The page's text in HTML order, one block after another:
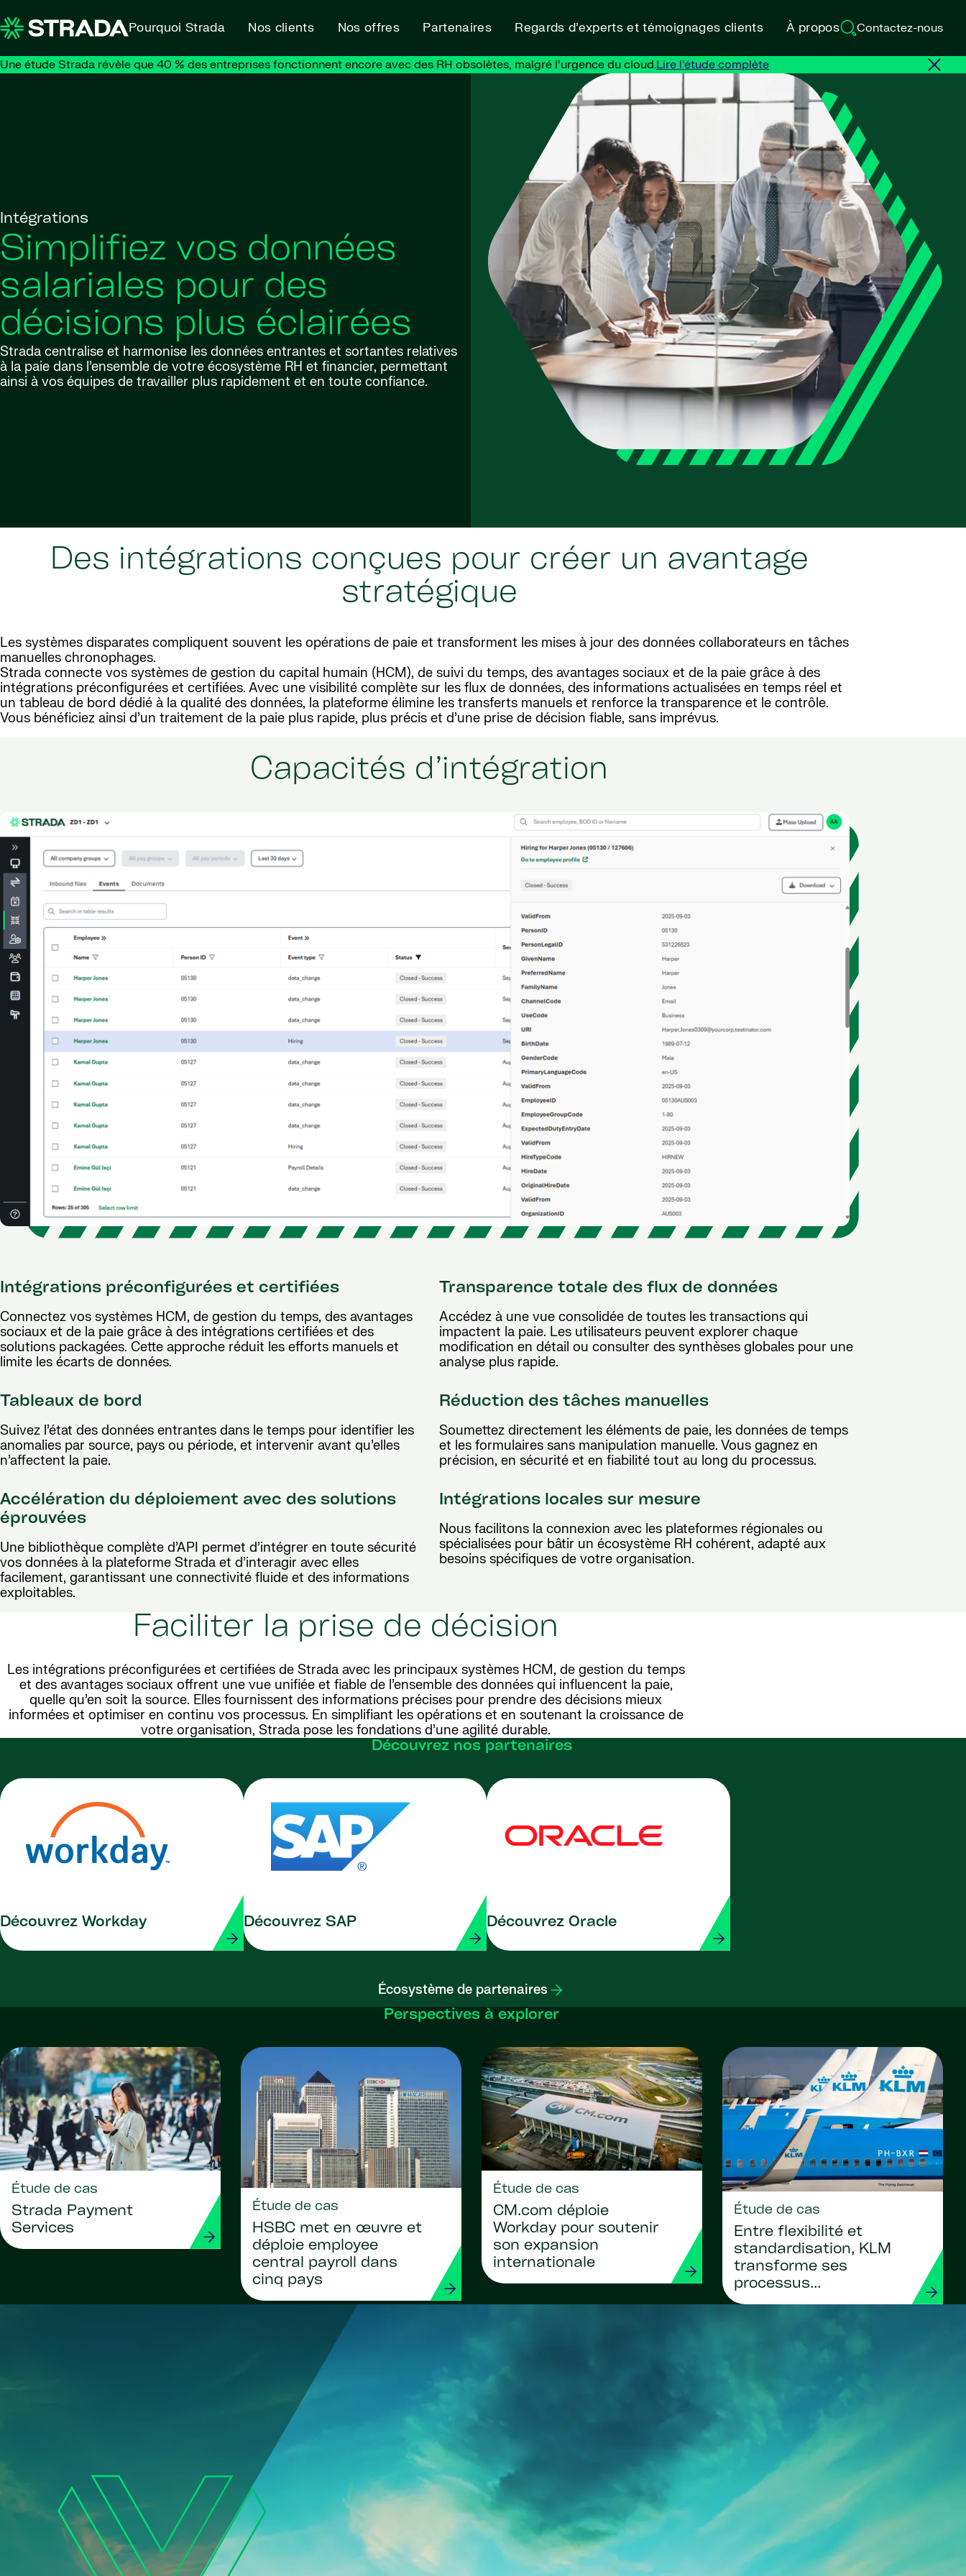
Pourquoi Strada Nos clients Nos offres Partenaires Regards d’experts et témoignages clients À propos Contactez-nous
Une étude Strada révèle que 40 % des entreprises fonctionnent encore avec des RH obsolètes, malgré l’urgence du cloud.Lire l’étude complète
Intégrations
Simplifiez vos données
salariales pour des
décisions plus éclairées
Strada centralise et harmonise les données entrantes et sortantes relatives
à la paie dans l’ensemble de votre écosystème RH et financier, permettant
ainsi à vos équipes de travailler plus rapidement et en toute confiance.
Des intégrations conçues pour créer un avantage
stratégique
Les systèmes disparates compliquent souvent les opérations de paie et transforment les mises à jour des données collaborateurs en tâches
manuelles chronophages.
Strada connecte vos systèmes de gestion du capital humain (HCM), de suivi du temps, des avantages sociaux et de la paie grâce à des
intégrations préconfigurées et certifiées. Avec une visibilité complète sur les flux de données, des informations actualisées en temps réel et
un tableau de bord dédié à la qualité des données, la plateforme élimine les transferts manuels et renforce la transparence et le contrôle.
Vous bénéficiez ainsi d’un traitement de la paie plus rapide, plus précis et d’une prise de décision fiable, sans imprévus.
Capacités d’intégration
Intégrations préconfigurées et certifiées
Connectez vos systèmes HCM, de gestion du temps, des avantages
sociaux et de la paie grâce à des intégrations certifiées et des
solutions packagées. Cette approche réduit les efforts manuels et
limite les écarts de données.
Transparence totale des flux de données
Accédez à une vue consolidée de toutes les transactions qui
impactent la paie. Les utilisateurs peuvent explorer chaque
modification en détail ou consulter des synthèses globales pour une
analyse plus rapide.
Tableaux de bord
Suivez l’état des données entrantes dans le temps pour identifier les
anomalies par source, pays ou période, et intervenir avant qu’elles
n’affectent la paie.
Réduction des tâches manuelles
Soumettez directement les éléments de paie, les données de temps
et les formulaires sans manipulation manuelle. Vous gagnez en
précision, en sécurité et en fiabilité tout au long du processus.
Accélération du déploiement avec des solutions
éprouvées
Une bibliothèque complète d’API permet d’intégrer en toute sécurité
vos données à la plateforme Strada et d’interagir avec elles
facilement, garantissant une connectivité fluide et des informations
exploitables.
Intégrations locales sur mesure
Nous facilitons la connexion avec les plateformes régionales ou
spécialisées pour bâtir un écosystème RH cohérent, adapté aux
besoins spécifiques de votre organisation.
Faciliter la prise de décision
Les intégrations préconfigurées et certifiées de Strada avec les principaux systèmes HCM, de gestion du temps
et des avantages sociaux offrent une vue unifiée et fiable de l’ensemble des données qui influencent la paie,
quelle qu’en soit la source. Elles fournissent des informations précises pour prendre des décisions mieux
informées et optimiser en continu vos processus. En simplifiant les opérations et en soutenant la croissance de
votre organisation, Strada pose les fondations d’une agilité durable.
Découvrez nos partenaires
Découvrez Workday Découvrez SAP Découvrez Oracle
Écosystème de partenaires
Perspectives à explorer
Étude de cas
Strada Payment
Services
Étude de cas
HSBC met en œuvre et
déploie employee
central payroll dans
cinq pays
Étude de cas
CM.com déploie
Workday pour soutenir
son expansion
internationale
Étude de cas
Entre flexibilité et
standardisation, KLM
transforme ses
processus
internationaux